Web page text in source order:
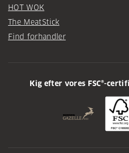
HOT WOK
The MeatStick
Find forhandler
Kig efter vores FSC®-